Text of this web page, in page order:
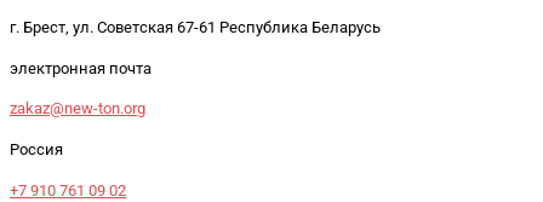
г. Брест, ул. Советская 67-61 Республика Беларусь
электронная почта
zakaz@new-ton.org
Россия
+7 910 761 09 02